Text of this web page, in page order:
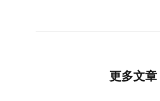
更多文章